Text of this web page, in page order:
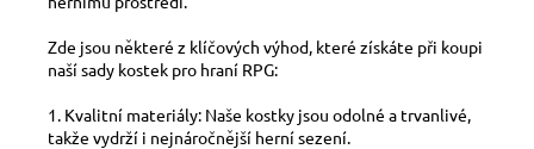
Zde jsou některé z klíčových výhod, které získáte při koupi
naší sady kostek pro hraní RPG:
1. Kvalitní materiály: Naše kostky jsou odolné a trvanlivé,
takže vydrží i nejnáročnější herní sezení.